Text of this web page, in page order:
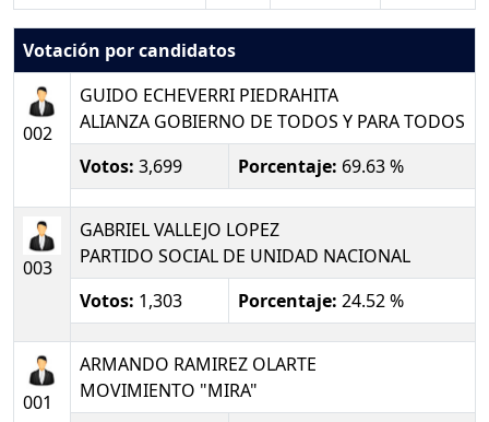
Votación por candidatos
002
GUIDO ECHEVERRI PIEDRAHITA
ALIANZA GOBIERNO DE TODOS Y PARA TODOS
Votos: 3,699 Porcentaje: 69.63 %
003
GABRIEL VALLEJO LOPEZ
PARTIDO SOCIAL DE UNIDAD NACIONAL
Votos: 1,303 Porcentaje: 24.52 %
001
ARMANDO RAMIREZ OLARTE
MOVIMIENTO "MIRA"